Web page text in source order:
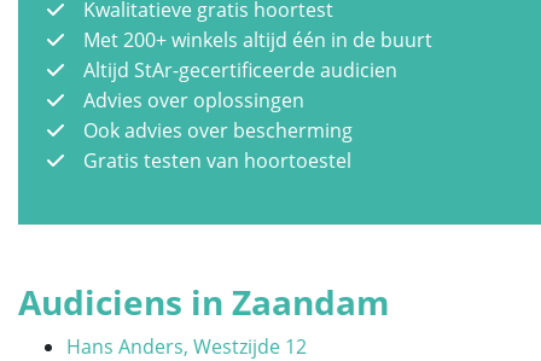
Kwalitatieve gratis hoortest
Met 200+ winkels altijd één in de buurt
Altijd StAr-gecertificeerde audicien
Advies over oplossingen
Ook advies over bescherming
Gratis testen van hoortoestel
Audiciens in Zaandam
Hans Anders, Westzijde 12